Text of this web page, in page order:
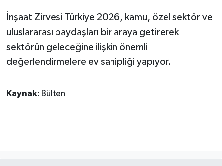
İnşaat Zirvesi Türkiye 2026, kamu, özel sektör ve
uluslararası paydaşları bir araya getirerek
sektörün geleceğine ilişkin önemli
değerlendirmelere ev sahipliği yapıyor.
Kaynak: Bülten